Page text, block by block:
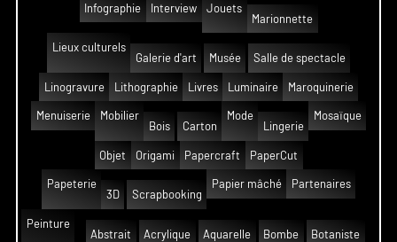
Infographie Interview
Jouets
Marionnette
Lieux culturels
Galerie d'art
Musée Salle de spectacle
Linogravure Lithographie Livres Luminaire Maroquinerie
Menuiserie
Mobilier
Bois
Carton
Mode
Lingerie
Mosaïque
Objet Origami Papercraft PaperCut
Papeterie
3D
Scrapbooking
Papier mâché Partenaires
Peinture
Abstrait
Acrylique Aquarelle Bombe Botaniste